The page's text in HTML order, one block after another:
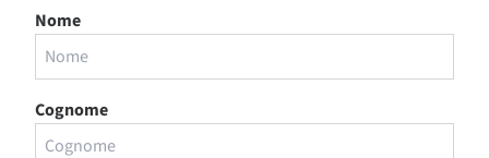
Nome
Cognome